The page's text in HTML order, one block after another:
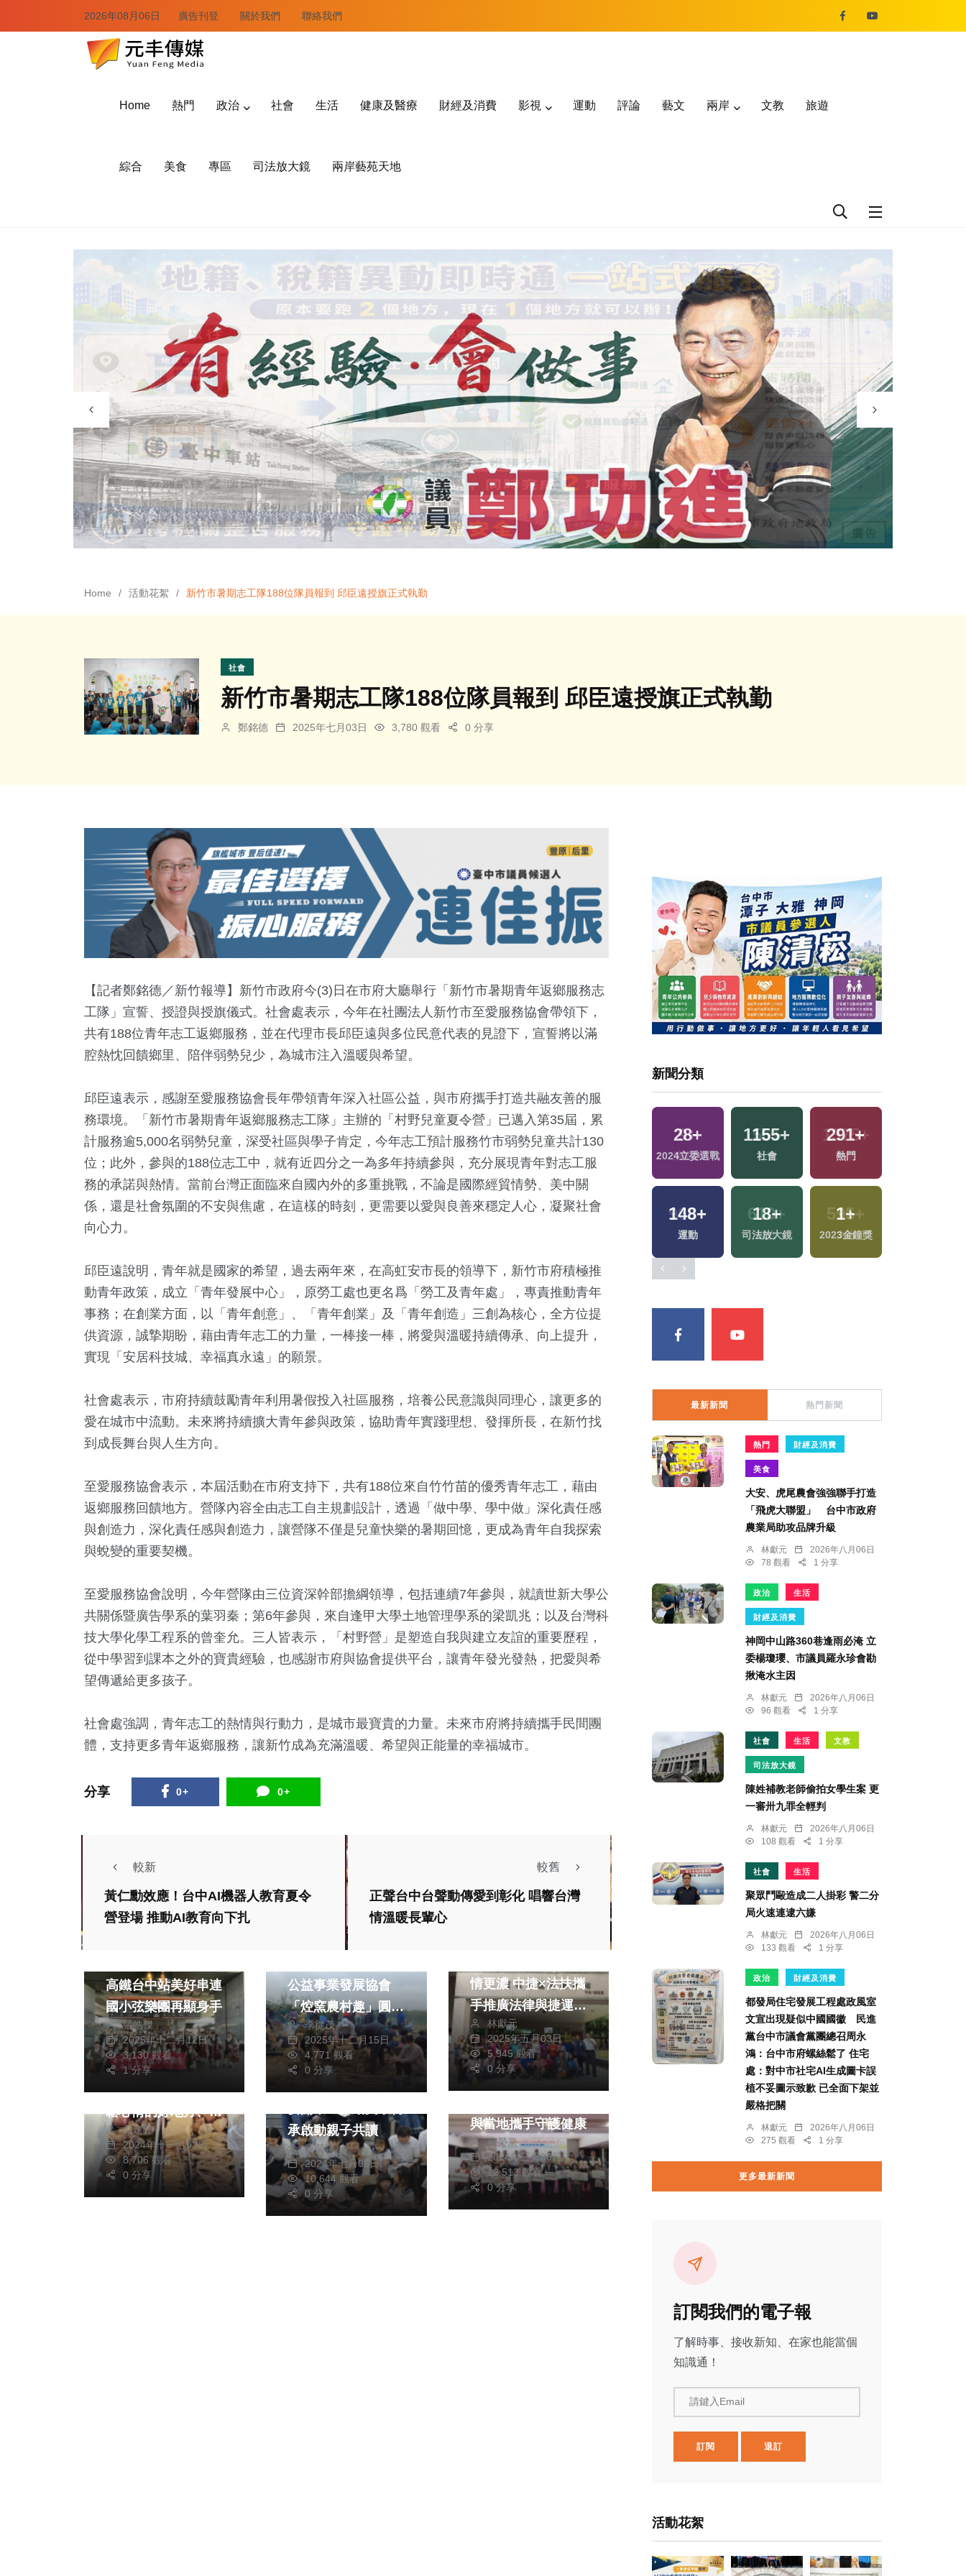
2026年08月06日 廣告刊登 關於我們 聯絡我們
Home 熱門 政治 社會 生活 健康及醫療 財經及消費 影視 運動 評論 藝文 兩岸 文教 旅遊
綜合 美食 專區 司法放大鏡 兩岸藝苑天地
Home 活動花絮 新竹市暑期志工隊188位隊員報到 邱臣遠授旗正式執勤
社會
新竹市暑期志工隊188位隊員報到 邱臣遠授旗正式執勤
鄭銘德 2025年七月03日 3,780 觀看 0 分享
【記者鄭銘德／新竹報導】新竹市政府今(3)日在市府大廳舉行「新竹市暑期青年返鄉服務志
工隊」宣誓、授證與授旗儀式。社會處表示，今年在社團法人新竹市至愛服務協會帶領下，
共有188位青年志工返鄉服務，並在代理市長邱臣遠與多位民意代表的見證下，宣誓將以滿
腔熱忱回饋鄉里、陪伴弱勢兒少，為城市注入溫暖與希望。
邱臣遠表示，感謝至愛服務協會長年帶領青年深入社區公益，與市府攜手打造共融友善的服
務環境。「新竹市暑期青年返鄉服務志工隊」主辦的「村野兒童夏令營」已邁入第35屆，累
計服務逾5,000名弱勢兒童，深受社區與學子肯定，今年志工預計服務竹市弱勢兒童共計130
位；此外，參與的188位志工中，就有近四分之一為多年持續參與，充分展現青年對志工服
務的承諾與熱情。當前台灣正面臨來自國內外的多重挑戰，不論是國際經貿情勢、美中關
係，還是社會氛圍的不安與焦慮，在這樣的時刻，更需要以愛與良善來穩定人心，凝聚社會
向心力。
邱臣遠說明，青年就是國家的希望，過去兩年來，在高虹安市長的領導下，新竹市府積極推
動青年政策，成立「青年發展中心」，原勞工處也更名爲「勞工及青年處」，專責推動青年
事務；在創業方面，以「青年創意」、「青年創業」及「青年創造」三創為核心，全方位提
供資源，誠摯期盼，藉由青年志工的力量，一棒接一棒，將愛與溫暖持續傳承、向上提升，
實現「安居科技城、幸福真永遠」的願景。
社會處表示，市府持續鼓勵青年利用暑假投入社區服務，培養公民意識與同理心，讓更多的
愛在城市中流動。未來將持續擴大青年參與政策，協助青年實踐理想、發揮所長，在新竹找
到成長舞台與人生方向。
至愛服務協會表示，本屆活動在市府支持下，共有188位來自竹竹苗的優秀青年志工，藉由
返鄉服務回饋地方。營隊內容全由志工自主規劃設計，透過「做中學、學中做」深化責任感
與創造力，深化責任感與創造力，讓營隊不僅是兒童快樂的暑期回憶，更成為青年自我探索
與蛻變的重要契機。
至愛服務協會說明，今年營隊由三位資深幹部擔綱領導，包括連續7年參與，就讀世新大學公
共關係暨廣告學系的葉羽秦；第6年參與，來自逢甲大學土地管理學系的梁凱兆；以及台灣科
技大學化學工程系的曾奎允。三人皆表示，「村野營」是塑造自我與建立友誼的重要歷程，
從中學習到課本之外的寶貴經驗，也感謝市府與協會提供平台，讓青年發光發熱，把愛與希
望傳遞給更多孩子。
社會處強調，青年志工的熱情與行動力，是城市最寶貴的力量。未來市府將持續攜手民間團
體，支持更多青年返鄉服務，讓新竹成為充滿溫暖、希望與正能量的幸福城市。
分享 0+ 0+
較新
黃仁勳效應！台中AI機器人教育夏令
營登場 推動AI教育向下扎
較舊
正聲台中台聲動傳愛到彰化 唱響台灣
情溫暖長輩心
高鐵台中站美好串連
國小弦樂團再顯身手
張皓傑
2025年十二月12日
3,130 觀看
1 分享
綜合
公益事業發展協會
「焢窯農村趣」圓滿
成功季從茂
2025年十二月15日
4,771 觀看
0 分享
情更濃 中捷×法扶攜
手推廣法律與捷運常
識 林獻元
2025年五月03日
5,945 觀看
0 分享
社會 美食
在繁忙的都市生活
中、尋找一個聊天放
鬆心情的好地方、后
里蘭亭茶藝館無疑是
個理想的選擇、這家
茶藝館以其獨特的魯
味、茶飲、厚片吐
吳建銘
2024年十一月07日
8,706 觀看
0 分享
生活 藝文
綜合
承啟動親子共讀
蘇榮泉
2024年七月08日
10,644 觀看
0 分享
社會 生活
健康及醫療 綜合
與當地攜手守護健康
蘇榮泉
2024年三月30日
12,513 觀看
0 分享
新聞分類
+
兩岸
8+
綜藝
+
藝文
503+
1+
兩岸藝苑天地
1+
福建林公信俗文
化專區
9+
演唱會
56+
影視
1375
969+ 610 + 595
28+
2024立委選戰
1155+
社會
291+
熱門
148+
運動
18+
司法放大鏡
1+
2023金鐘獎
最新新聞 熱門新聞
熱門 財經及消費
美食
大安、虎尾農會強強聯手打造
「飛虎大聯盟」 台中市政府
農業局助攻品牌升級
林獻元
2026年八月06日
78 觀看
1 分享
政治 生活
財經及消費
神岡中山路360巷逢雨必淹 立
委楊瓊瓔、市議員羅永珍會勘
揪淹水主因
林獻元
2026年八月06日
96 觀看
1 分享
社會 生活 文教
司法放大鏡
陳姓補教老師偷拍女學生案 更
一審卅九罪全輕判
林獻元
2026年八月06日
108 觀看
1 分享
社會 生活
聚眾鬥毆造成二人掛彩 警二分
局火速連逮六嫌
林獻元
2026年八月06日
133 觀看
1 分享
政治 財經及消費
都發局住宅發展工程處政風室
文宣出現疑似中國國徽 民進
黨台中市議會黨團總召周永
鴻：台中市府螺絲鬆了 住宅
處：對中市社宅AI生成圖卡誤
植不妥圖示致歉 已全面下架並
嚴格把關
林獻元
2026年八月06日
275 觀看
1 分享
更多最新新聞
訂閱我們的電子報
了解時事、接收新知、在家也能當個
知識通！
請鍵入Email
訂閱 退訂
活動花絮